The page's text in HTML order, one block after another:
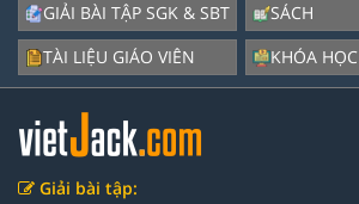
GIẢI BÀI TẬP SGK & SBT
TÀI LIỆU GIÁO VIÊN
SÁCH
KHÓA HỌC
Giải bài tập: